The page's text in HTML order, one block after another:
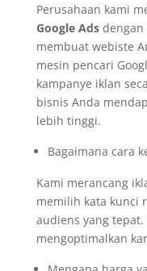
Perusahaan kami
Google Adsdengan
membuat webiste
mesin pencari
kampanye iklan
bisnis Anda
lebih tinggi.
Bagaimana cara
Kami merancang
memilih kata kunci
audiens yang
mengoptimalkan